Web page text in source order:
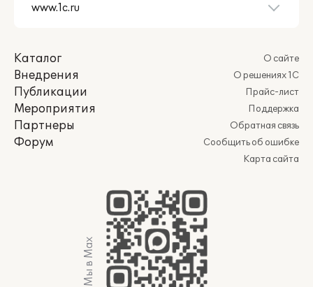
Каталог
Внедрения
Публикации
Мероприятия
Партнеры
Форум
О сайте
О решениях 1С
Прайс-лист
Поддержка
Обратная связь
Сообщить об ошибке
Карта сайта
Мы в Max